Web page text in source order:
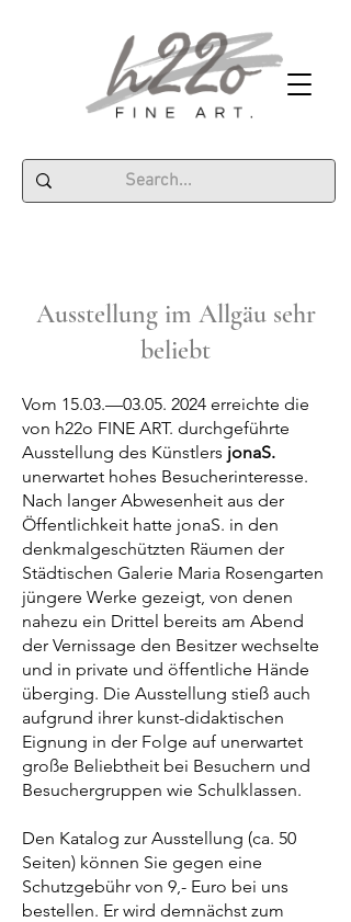
Ausstellung im Allgäu sehr
beliebt
Vom 15.03.—03.05. 2024 erreichte die
von h22o FINE ART. durchgeführte
Ausstellung des Künstlers jonaS.
unerwartet hohes Besucherinteresse.
Nach langer Abwesenheit aus der
Öffentlichkeit hatte jonaS. in den
denkmalgeschützten Räumen der
Städtischen Galerie Maria Rosengarten
jüngere Werke gezeigt, von denen
nahezu ein Drittel bereits am Abend
der Vernissage den Besitzer wechselte
und in private und öffentliche Hände
überging. Die Ausstellung stieß auch
aufgrund ihrer kunst-didaktischen
Eignung in der Folge auf unerwartet
große Beliebtheit bei Besuchern und
Besuchergruppen wie Schulklassen.
Den Katalog zur Ausstellung (ca. 50
Seiten) können Sie gegen eine
Schutzgebühr von 9,- Euro bei uns
bestellen. Er wird demnächst zum